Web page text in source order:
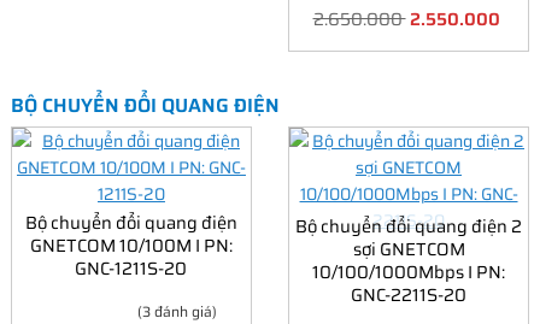
2.650.0002.550.000
BỘ CHUYỂN ĐỔI QUANG ĐIỆN
Bộ chuyển đổi quang điện
GNETCOM 10/100M I PN:
GNC-1211S-20
(3 đánh giá)
Bộ chuyển đổi quang điện 2
sợi GNETCOM
10/100/1000Mbps I PN:
GNC-2211S-20